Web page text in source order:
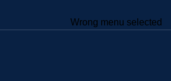
Wrong menu selected